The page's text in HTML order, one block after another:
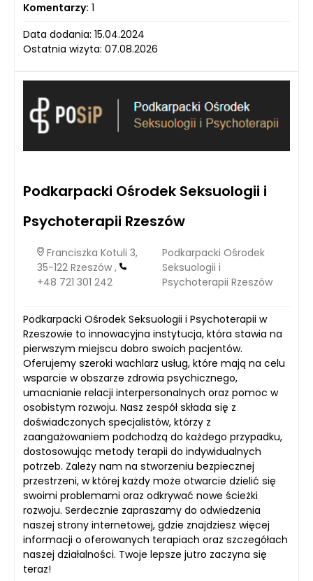
Komentarzy: 1
Data dodania: 15.04.2024
Ostatnia wizyta: 07.08.2026
Podkarpacki Ośrodek Seksuologii i
Psychoterapii Rzeszów
Franciszka Kotuli 3,
35-122 Rzeszów ,
+48 721 301 242
Podkarpacki Ośrodek
Seksuologii i
Psychoterapii Rzeszów
Podkarpacki Ośrodek Seksuologii i Psychoterapii w
Rzeszowie to innowacyjna instytucja, która stawia na
pierwszym miejscu dobro swoich pacjentów.
Oferujemy szeroki wachlarz usług, które mają na celu
wsparcie w obszarze zdrowia psychicznego,
umacnianie relacji interpersonalnych oraz pomoc w
osobistym rozwoju. Nasz zespół składa się z
doświadczonych specjalistów, którzy z
zaangażowaniem podchodzą do każdego przypadku,
dostosowując metody terapii do indywidualnych
potrzeb. Zależy nam na stworzeniu bezpiecznej
przestrzeni, w której każdy może otwarcie dzielić się
swoimi problemami oraz odkrywać nowe ścieżki
rozwoju. Serdecznie zapraszamy do odwiedzenia
naszej strony internetowej, gdzie znajdziesz więcej
informacji o oferowanych terapiach oraz szczegółach
naszej działalności. Twoje lepsze jutro zaczyna się
teraz!